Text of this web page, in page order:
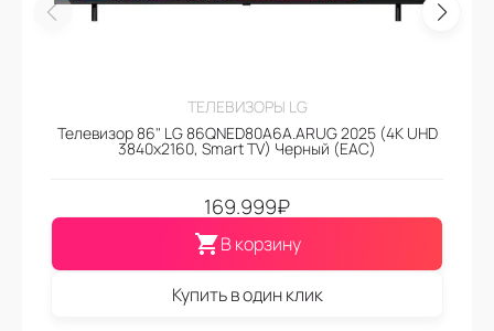
ТЕЛЕВИЗОРЫ LG
Телевизор 86" LG 86QNED80A6A.ARUG 2025 (4K UHD
3840x2160, Smart TV) Черный (EAC)
169.999₽
В корзину
Купить в один клик